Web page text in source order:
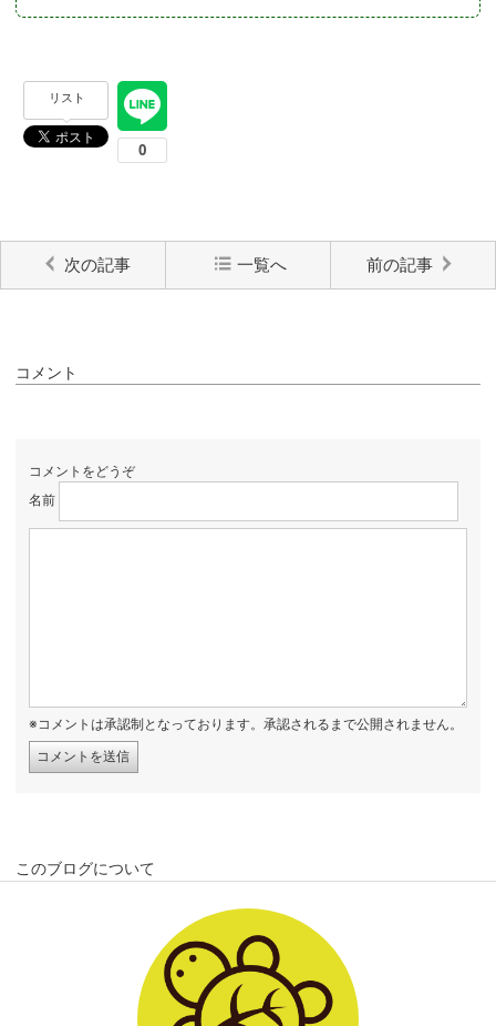
リスト
次の記事 一覧へ 前の記事
コメント
コメントをどうぞ
名前
※コメントは承認制となっております。承認されるまで公開されません。
このブログについて